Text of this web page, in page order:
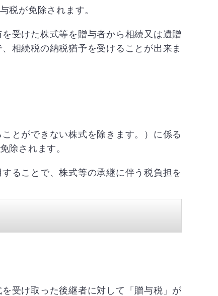
税が免除されます。
受けた株式等を贈与者から相続又は遺贈
相続税の納税猶予を受けることが出来ま
とができない株式を除きます。）に係る
除されます。
ることで、株式等の承継に伴う税負担を
受け取った後継者に対して「贈与税」が